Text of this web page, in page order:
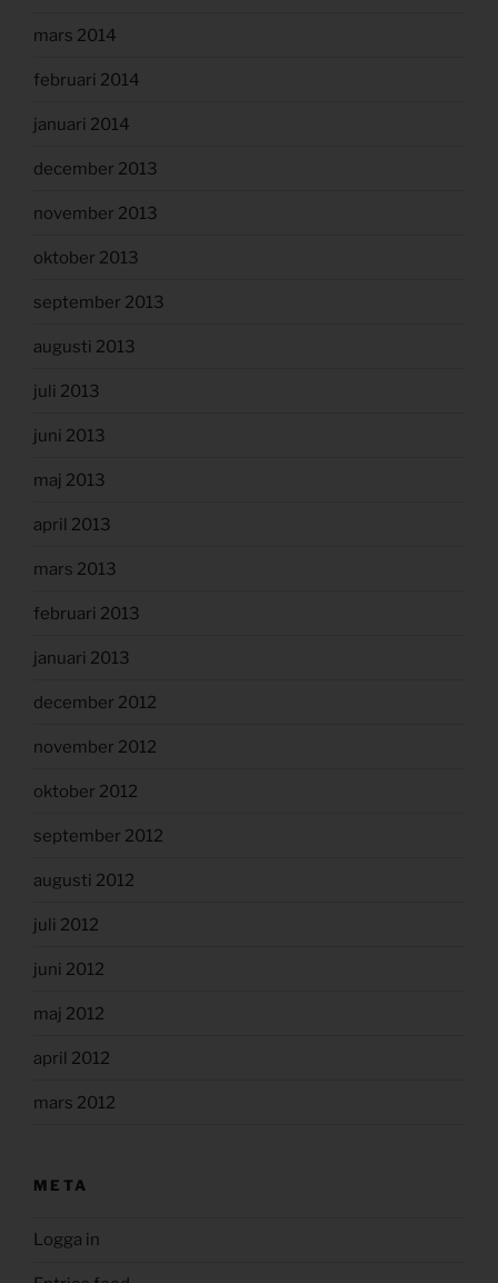
mars 2014
februari 2014
januari 2014
december 2013
november 2013
oktober 2013
september 2013
augusti 2013
juli 2013
juni 2013
maj 2013
april 2013
mars 2013
februari 2013
januari 2013
december 2012
november 2012
oktober 2012
september 2012
augusti 2012
juli 2012
juni 2012
maj 2012
april 2012
mars 2012
META
Logga in